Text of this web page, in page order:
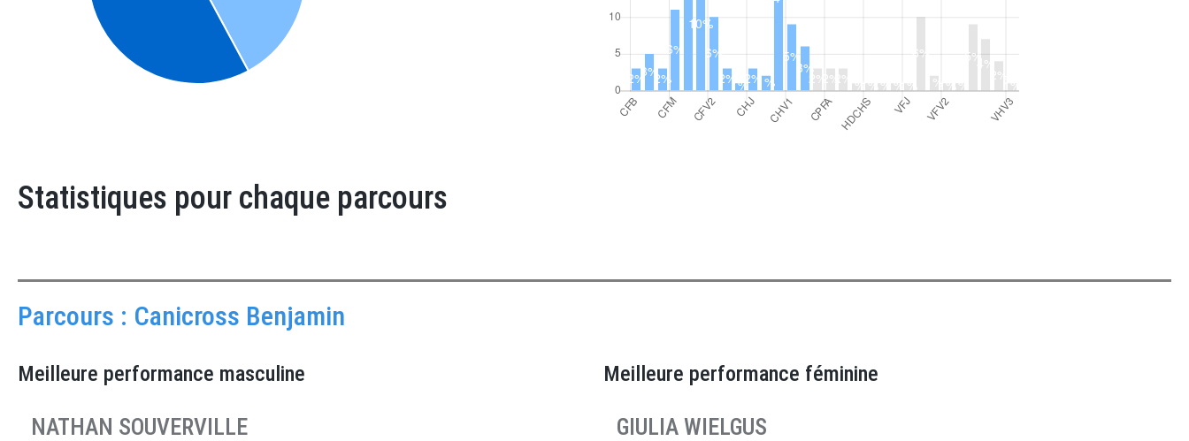
Statistiques pour chaque parcours
Parcours : Canicross Benjamin
Meilleure performance masculine
NATHAN SOUVERVILLE
Meilleure performance féminine
GIULIA WIELGUS